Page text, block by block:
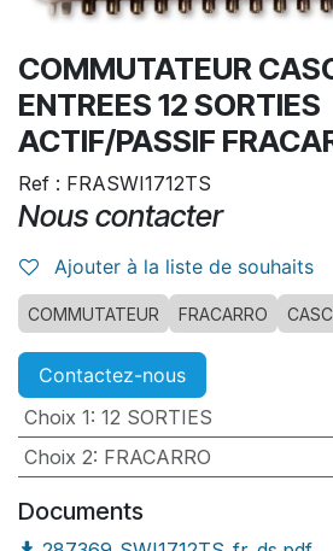
COMMUTATEUR
ENTREES 12 SORTIES
ACTIF/PASSIF
Ref : FRASWI1712TS
Nous contacter
Ajouter à la liste de souhaits
COMMUTATEUR FRACARRO
Contactez-nous
Choix 1: 12 SORTIES
Choix 2: FRACARRO
Documents